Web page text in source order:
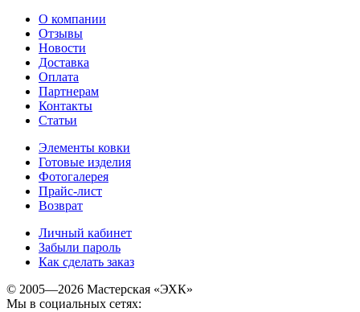
О компании
Отзывы
Новости
Доставка
Оплата
Партнерам
Контакты
Статьи
Элементы ковки
Готовые изделия
Фотогалерея
Прайс-лист
Возврат
Личный кабинет
Забыли пароль
Как сделать заказ
© 2005—2026 Мастерская «ЭХК»
Мы в социальных сетях: